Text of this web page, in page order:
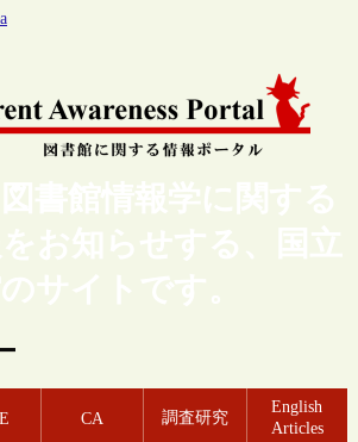
書館情報学に関する
お知らせする、国立
サイトです。
CA 調査研究
English
Articles